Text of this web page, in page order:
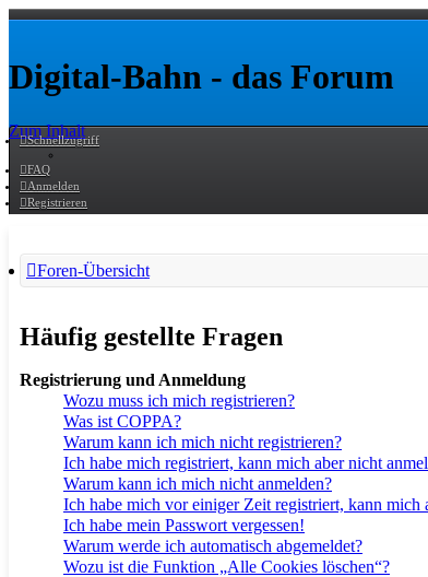
Digital-Bahn - das Forum
Zum Inhalt
Schnellzugriff
FAQ
Anmelden
Registrieren
Foren-Übersicht
Häufig gestellte Fragen
Registrierung und Anmeldung
Wozu muss ich mich registrieren?
Was ist COPPA?
Warum kann ich mich nicht registrieren?
Ich habe mich registriert, kann mich aber nicht
Warum kann ich mich nicht anmelden?
Ich habe mich vor einiger Zeit registriert, kann mich
Ich habe mein Passwort vergessen!
Warum werde ich automatisch abgemeldet?
Wozu ist die Funktion „Alle Cookies löschen“?